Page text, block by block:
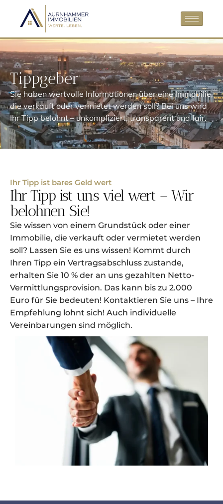
Tippgeber
Sie haben wertvolle Informationen über eine Immobilie,
die verkauft oder vermietet werden soll? Bei uns wird
Ihr Tipp belohnt – unkompliziert, transparent und fair.
Ihr Tipp ist bares Geld wert
Ihr Tipp ist uns viel wert – Wir
belohnen Sie!
Sie wissen von einem Grundstück oder einer
Immobilie, die verkauft oder vermietet werden
soll? Lassen Sie es uns wissen! Kommt durch
Ihren Tipp ein Vertragsabschluss zustande,
erhalten Sie 10 % der an uns gezahlten Netto-
Vermittlungsprovision. Das kann bis zu 2.000
Euro für Sie bedeuten! Kontaktieren Sie uns – Ihre
Empfehlung lohnt sich! Auch individuelle
Vereinbarungen sind möglich.